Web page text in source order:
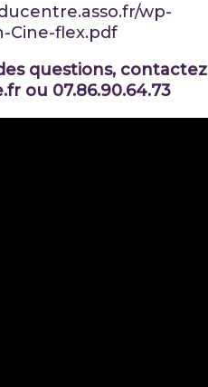
wp-
Cine-flex.pdf
questions, contactez
ou 07.86.90.64.73